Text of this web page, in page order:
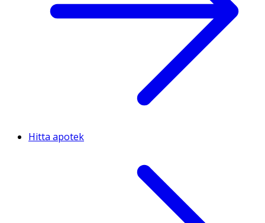
Hitta apotek